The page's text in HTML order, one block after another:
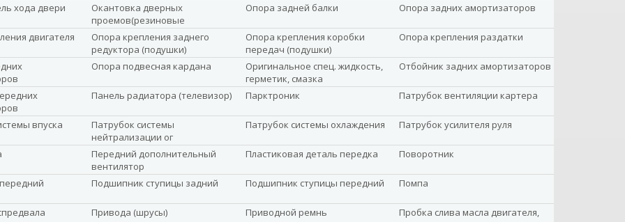
хода двери
Окантовка дверных
проемов(резиновые
уплотнители)
Опора задней балки Опора задних амортизаторов
двигателя
Опора крепления заднего
редуктора (подушки)
Опора крепления коробки
передач (подушки)
Опора крепления раздатки
Опора подвесная кардана
Оригинальное спец. жидкость,
герметик, смазка
Отбойник задних амортизаторов
Панель радиатора (телевизор) Парктроник Патрубок вентиляции картера
впуска
Патрубок системы
нейтрализации ог
Патрубок системы охлаждения Патрубок усилителя руля
Передний дополнительный
вентилятор
Пластиковая деталь передка Поворотник
Подшипник ступицы задний Подшипник ступицы передний Помпа
Привода (шрусы) Приводной ремнь
Пробка слива масла двигателя,